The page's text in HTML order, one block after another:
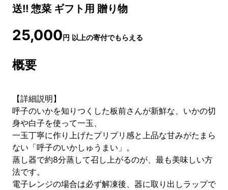
送!! 惣菜 ギフト用 贈り物
25,000円 以上の寄付でもらえる
概要
【詳細説明】
呼子のいかを知りつくした板前さんが新鮮な、いかの切
身や白子を使って一玉、
一玉丁寧に作り上げたプリプリ感と上品な甘みがたまら
ない「呼子のいかしゅうまい」。
蒸し器で約8分蒸して召し上がるのが、最も美味しい方
法です。
電子レンジの場合は必ず解凍後、器に取り出しラップで